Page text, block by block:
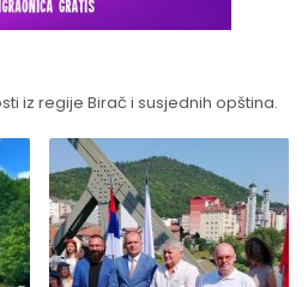
iz regije Birač i susjednih opština.